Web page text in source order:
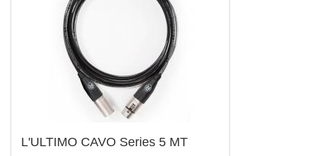
L'ULTIMO CAVO Series 5 MT